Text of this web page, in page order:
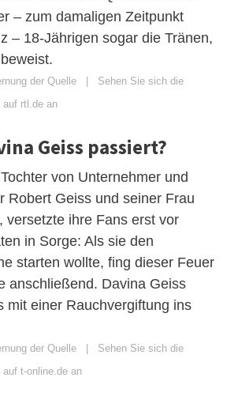
– zum damaligen Zeitpunkt
– 18-Jährigen sogar die Tränen,
der Quelle | Sehen Sie sich die
auf rtl.de an
Geiss passiert?
von Unternehmer und
Robert Geiss und seiner Frau
versetzte ihre Fans erst vor
in Sorge: Als sie den
starten wollte, fing dieser Feuer
anschließend. Davina Geiss
mit einer Rauchvergiftung ins
der Quelle | Sehen Sie sich die
t-online.de an